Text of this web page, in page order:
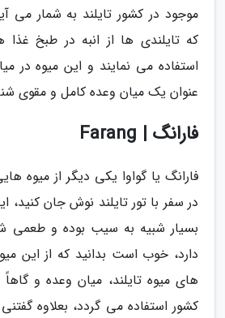
موجود در کشور تایلند به شمار می
که تایلندی ها از انبه در طبخ
استفاده می نمایند و این میوه در
عنوان یک میان وعده کامل و مقوی
فارانگ | Farang
فارانگ یا گواوا یکی دیگر از میوه
در سفر با تور تایلند نوش جان کنید،
بسیار شبیه به سیب بوده و طعمی
دارد، خوب است بدانید که از این
های میوه تایلند، میان وعده و
کشور استفاده می گردد، بعلاوه